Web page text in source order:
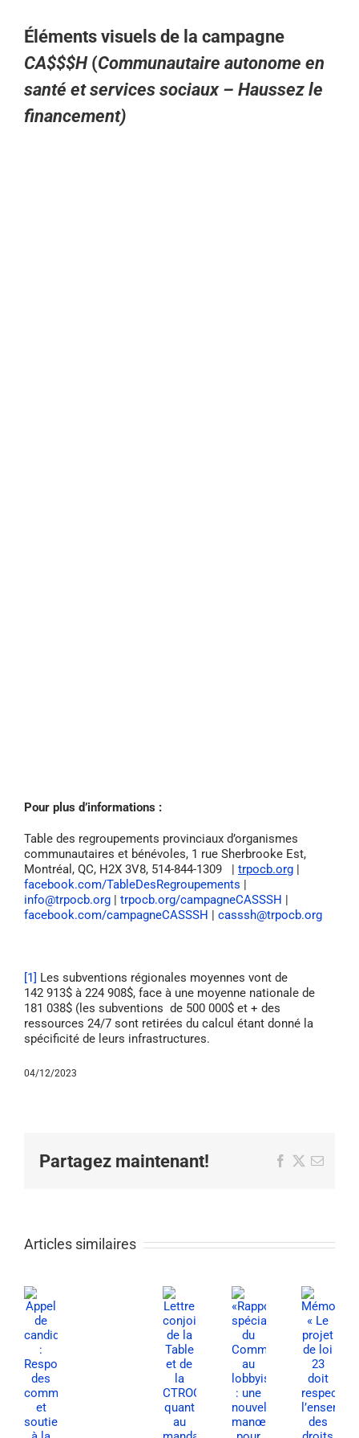
Éléments visuels de la campagne
CA$$$H (Communautaire autonome en
santé et services sociaux – Haussez le
financement)
Pour plus d’informations :
Table des regroupements provinciaux d’organismes
communautaires et bénévoles, 1 rue Sherbrooke Est,
Montréal, QC, H2X 3V8, 514-844-1309 | trpocb.org |
facebook.com/TableDesRegroupements |
info@trpocb.org | trpocb.org/campagneCASSSH |
facebook.com/campagneCASSSH | casssh@trpocb.org
[1] Les subventions régionales moyennes vont de
142 913$ à 224 908$, face à une moyenne nationale de
181 038$ (les subventions de 500 000$ et + des
ressources 24/7 sont retirées du calcul étant donné la
spécificité de leurs infrastructures.
04/12/2023
Partagez maintenant! Facebook
X Email
Articles similaires